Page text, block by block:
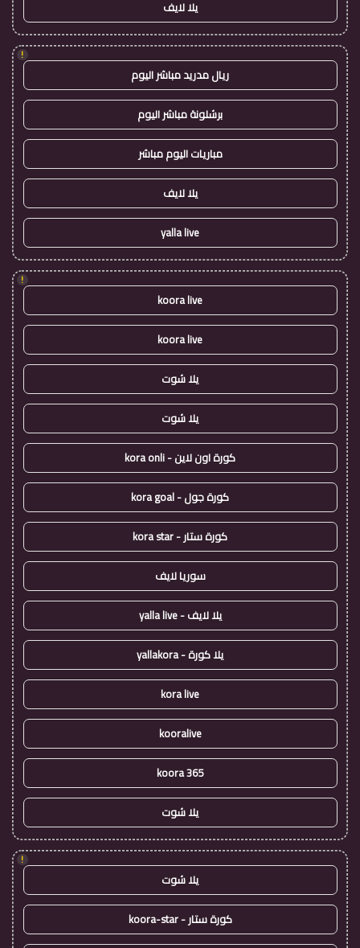
يلا لايف
!
ريال مدريد مباشر اليوم
برشلونة مباشر اليوم
مباريات اليوم مباشر
يلا لايف
yalla live
!
koora live
koora live
يلا شوت
يلا شوت
كورة اون لاين - kora onli
كورة جول - kora goal
كورة ستار - kora star
سوريا لايف
يلا لايف - yalla live
يلا كورة - yallakora
kora live
kooralive
koora 365
يلا شوت
!
يلا شوت
كورة ستار - koora-star